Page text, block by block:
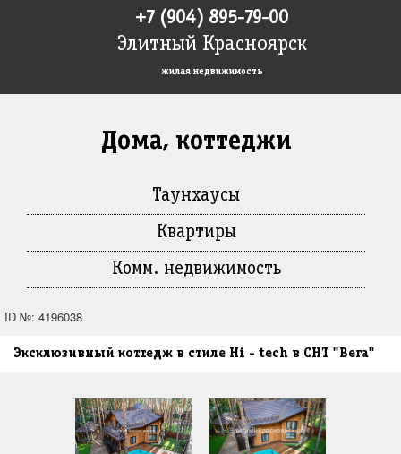
Элитный Красноярск
жилая недвижимость
+7 (904) 895-79-00
Дома, коттеджи
Таунхаусы
Квартиры
Комм. недвижимость
ID №: 4196038
Эксклюзивный коттедж в стиле Hi - tech в СНТ "Вега"